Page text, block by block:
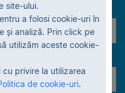
site-ului.
a folosi cookie-uri în
și analiză. Prin click pe
utilizăm aceste cookie-
privire la utilizarea
de cookie-uri.